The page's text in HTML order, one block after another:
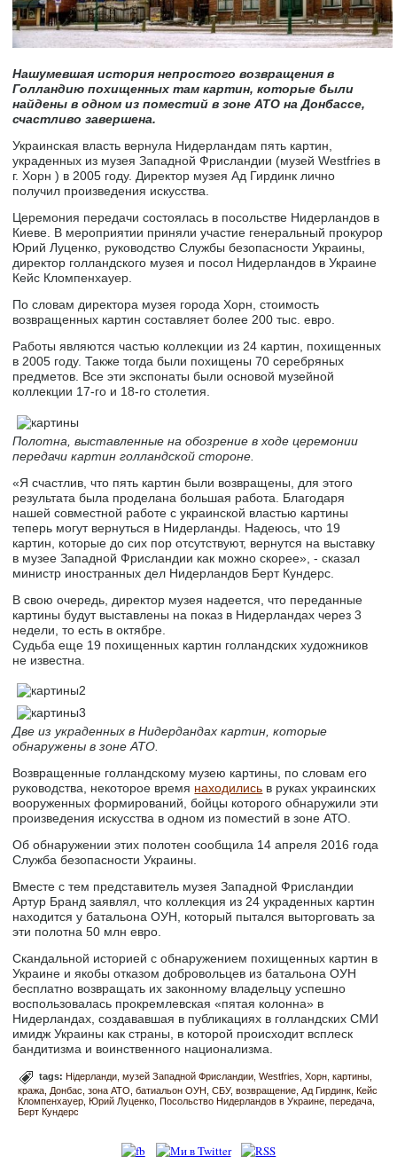
Нашумевшая история непростого возвращения в
Голландию похищенных там картин, которые были
найдены в одном из поместий в зоне АТО на Донбассе,
счастливо завершена.
Украинская власть вернула Нидерландам пять картин,
украденных из музея Западной Фрисландии (музей Westfries в
г. Хорн ) в 2005 году. Директор музея Ад Гирдинк лично
получил произведения искусства.
Церемония передачи состоялась в посольстве Нидерландов в
Киеве. В мероприятии приняли участие генеральный прокурор
Юрий Луценко, руководство Службы безопасности Украины,
директор голландского музея и посол Нидерландов в Украине
Кейс Кломпенхауер.
По словам директора музея города Хорн, стоимость
возвращенных картин составляет более 200 тыс. евро.
Работы являются частью коллекции из 24 картин, похищенных
в 2005 году. Также тогда были похищены 70 серебряных
предметов. Все эти экспонаты были основой музейной
коллекции 17-го и 18-го столетия.
Полотна, выставленные на обозрение в ходе церемонии
передачи картин голландской стороне.
«Я счастлив, что пять картин были возвращены, для этого
результата была проделана большая работа. Благодаря
нашей совместной работе с украинской властью картины
теперь могут вернуться в Нидерланды. Надеюсь, что 19
картин, которые до сих пор отсутствуют, вернутся на выставку
в музее Западной Фрисландии как можно скорее», - сказал
министр иностранных дел Нидерландов Берт Кундерс.
В свою очередь, директор музея надеется, что переданные
картины будут выставлены на показ в Нидерландах через 3
недели, то есть в октябре.
Судьба еще 19 похищенных картин голландских художников
не известна.
Две из украденных в Нидердандах картин, которые
обнаружены в зоне АТО.
Возвращенные голландскому музею картины, по словам его
руководства, некоторое время находились в руках украинских
вооруженных формирований, бойцы которого обнаружили эти
произведения искусства в одном из поместий в зоне АТО.
Об обнаружении этих полотен сообщила 14 апреля 2016 года
Служба безопасности Украины.
Вместе с тем представитель музея Западной Фрисландии
Артур Бранд заявлял, что коллекция из 24 украденных картин
находится у батальона ОУН, который пытался выторговать за
эти полотна 50 млн евро.
Скандальной историей с обнаружением похищенных картин в
Украине и якобы отказом добровольцев из батальона ОУН
бесплатно возвращать их законному владельцу успешно
воспользовалась прокремлевская «пятая колонна» в
Нидерландах, создававшая в публикациях в голландских СМИ
имидж Украины как страны, в которой происходит всплеск
бандитизма и воинственного национализма.
tags: Нідерланди музей Западной Фрисландии Westfries Хорн картины
кража Донбас зона АТО батиальон ОУН СБУ возвращение Ад Гирдинк
Кейс
Кломпенхауер
Юрий Луценко Посольство Нидерландов в Украине передача
Берт Кундерс